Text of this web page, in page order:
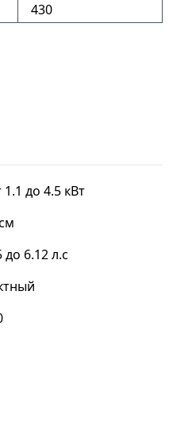
430
до 4.5 кВт
6.12 л.с